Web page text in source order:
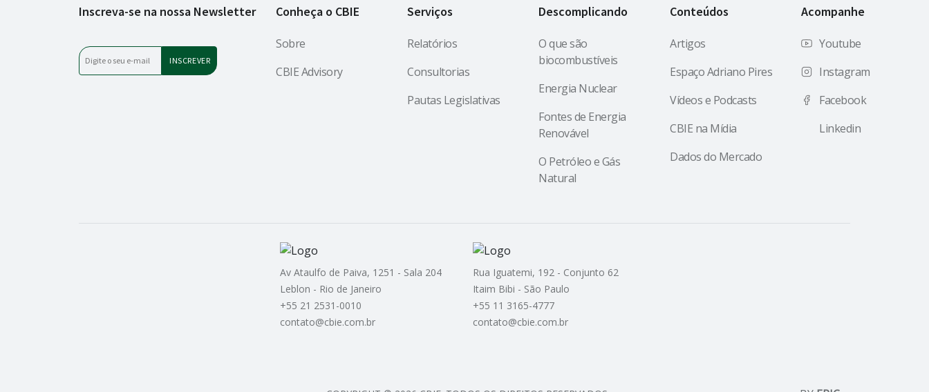
Inscreva-se na nossa Newsletter Conheça o CBIE
Sobre
CBIE Advisory
Serviços
Relatórios
Consultorias
Pautas Legislativas
Descomplicando
O que são
biocombustíveis
Energia Nuclear
Fontes de Energia
Renovável
O Petróleo e Gás
Natural
Conteúdos
Artigos
Espaço Adriano Pires
Vídeos e Podcasts
CBIE na Mídia
Dados do Mercado
Acompanhe
Youtube
Instagram
Facebook
Linkedin
Av Ataulfo de Paiva, 1251 - Sala 204
Leblon - Rio de Janeiro
+55 21 2531-0010
contato@cbie.com.br
Rua Iguatemi, 192 - Conjunto 62
Itaim Bibi - São Paulo
+55 11 3165-4777
contato@cbie.com.br